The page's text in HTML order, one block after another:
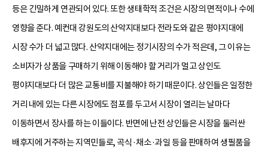
등은 긴밀하게 연관되어 있다. 또한 생태학적 조건은 시장의 면적이나 수에
영향을 준다. 예컨대 강원도의 산악지대보다 전라도와 같은 평야지대에
시장 수가 더 넓고 많다. 산악지대에는 정기시장의 수가 적은데, 그 이유는
소비자가 상품을 구매하기 위해 이동해야 할 거리가 멀고 상인도
평야지대보다 더 많은 교통비를 지불해야 하기 때문이다. 상인들은 일정한
거리 내에 있는 다른 시장에도 점포를 두고서 시장이 열리는 날마다
이동하면서 장사를 하는 이들이다. 반면에 난전 상인들은 시장을 둘러싼
배후지에 거주하는 지역민들로, 곡식·채소·과일 등을 판매하여 생필품을